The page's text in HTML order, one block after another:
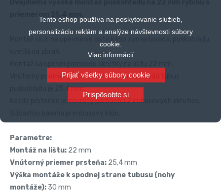
Tento eshop používa na poskytovanie služieb,
personalizáciu reklám a analýze návštevnosti súbory
cookie.
Viac informácií
Prijať všetky súbory cookie
Prispôsobte si
Vnútorný priemer prsteňa do ktorého sa vkladá tubus
puškohľadu je 25,4 mm.
Každý prstenec je zovretý pomocou 2 imbusových skrutiek.
Parametre:
Montáž na lištu: 22 mm
Vnútorný priemer prsteňa: 25,4 mm
Výška montáže k spodnej strane tubusu (nohy
montáže): 30 mm